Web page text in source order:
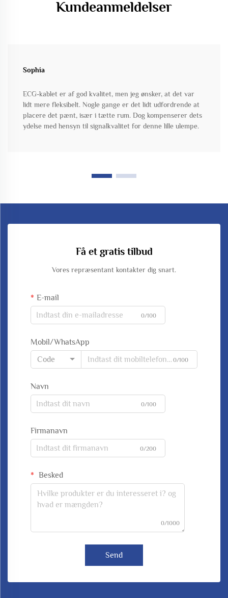
Kundeanmeldelser
Sophia
ECG-kablet er af god kvalitet, men jeg ønsker, at det var
lidt mere fleksibelt. Nogle gange er det lidt udfordrende at
placere det pænt, især i tætte rum. Dog kompenserer dets
ydelse med hensyn til signalkvalitet for denne lille ulempe.
Få et gratis tilbud
Vores repræsentant kontakter dig snart.
E-mail
0/100
Mobil/WhatsApp
Code
0/100
Navn
0/100
Firmanavn
0/200
Besked
0/1000
Send